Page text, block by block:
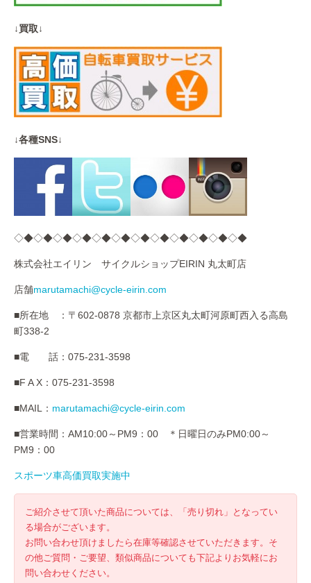
↓買取↓
↓各種SNS↓
◇◆◇◆◇◆◇◆◇◆◇◆◇◆◇◆◇◆◇◆◇◆◇◆
株式会社エイリン サイクルショップEIRIN 丸太町店
店舗marutamachi@cycle-eirin.com
■所在地 ：〒602-0878 京都市上京区丸太町河原町西入る高島
町338-2
■電 話：075-231-3598
■F A X：075-231-3598
■MAIL： marutamachi@cycle-eirin.com
■営業時間：AM10:00～PM9：00 ＊日曜日のみPM0:00～
PM9：00
スポーツ車高価買取実施中
ご紹介させて頂いた商品については、「売り切れ」となってい
る場合がございます。
お問い合わせ頂けましたら在庫等確認させていただきます。そ
の他ご質問・ご要望、類似商品についても下記よりお気軽にお
問い合わせください。